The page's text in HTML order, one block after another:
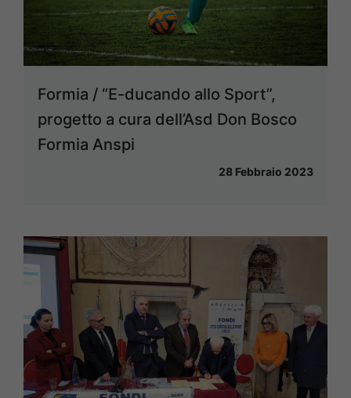
Formia / “E-ducando allo Sport”,
progetto a cura dell’Asd Don Bosco
Formia Anspi
28 Febbraio 2023